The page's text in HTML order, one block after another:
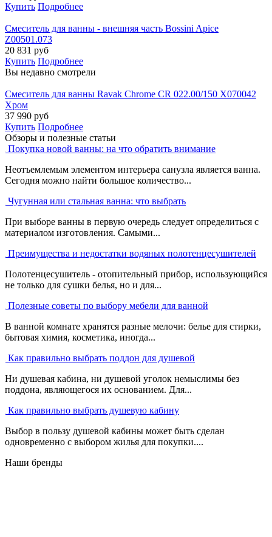
Купить Подробнее
Смеситель для ванны - внешняя часть Bossini Apice
Z00501.073
20 831 руб
Купить Подробнее
Вы недавно смотрели
Смеситель для ванны Ravak Chrome CR 022.00/150 X070042
Хром
37 990 руб
Купить Подробнее
Обзоры и полезные статьи
Покупка новой ванны: на что обратить внимание
Неотъемлемым элементом интерьера санузла является ванна.
Сегодня можно найти большое количество...
Чугунная или стальная ванна: что выбрать
При выборе ванны в первую очередь следует определиться с
материалом изготовления. Самыми...
Преимущества и недостатки водяных полотенцесушителей
Полотенцесушитель - отопительный прибор, использующийся
не только для сушки белья, но и для...
Полезные советы по выбору мебели для ванной
В ванной комнате хранятся разные мелочи: белье для стирки,
бытовая химия, косметика, иногда...
Как правильно выбрать поддон для душевой
Ни душевая кабина, ни душевой уголок немыслимы без
поддона, являющегося их основанием. Для...
Как правильно выбрать душевую кабину
Выбор в пользу душевой кабины может быть сделан
одновременно с выбором жилья для покупки....
Наши бренды